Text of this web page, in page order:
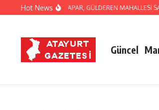
İçeriğe atlaHot News
İBRAHİM NACİ YAPAR, GÜLDEREN MAHALLESİ
Güncel